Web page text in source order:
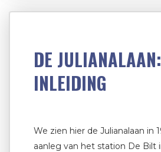
DE JULIANALAAN:
INLEIDING
We zien hier de Julianalaan in
aanleg van het station De Bilt